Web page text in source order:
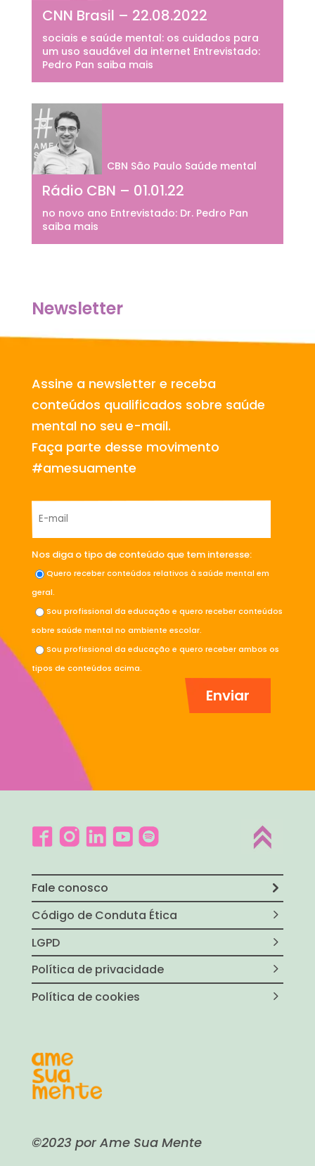
CNN Brasil – 22.08.2022
sociais e saúde mental: os cuidados para
um uso saudável da internet Entrevistado:
Pedro Pan saiba mais
Rádio CBN – 01.01.22
CBN São Paulo Saúde mental
no novo ano Entrevistado: Dr. Pedro Pan
saiba mais
Newsletter
Assine a newsletter e receba
conteúdos qualificados sobre saúde
mental no seu e-mail.
Faça parte desse movimento
#amesuamente
Nos diga o tipo de conteúdo que tem interesse:
Quero receber conteúdos relativos à saúde mental em
geral.
Sou profissional da educação e quero receber conteúdos
sobre saúde mental no ambiente escolar.
Sou profissional da educação e quero receber ambos os
tipos de conteúdos acima.
Fale conosco
Código de Conduta Ética
LGPD
Política de privacidade
Política de cookies
©2023 por Ame Sua Mente